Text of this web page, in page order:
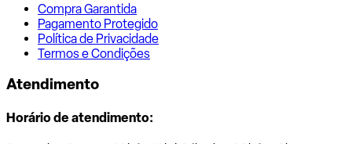
Compra Garantida
Pagamento Protegido
Política de Privacidade
Termos e Condições
Atendimento
Horário de atendimento: